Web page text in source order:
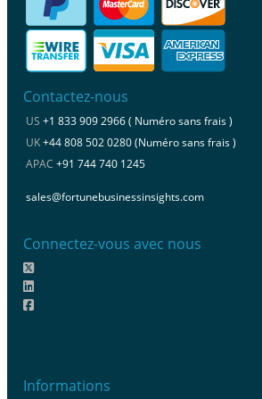
Contactez-nous
US +1 833 909 2966 ( Numéro sans frais )
UK+44 808 502 0280 (Numéro sans frais )
APAC +91 744 740 1245
sales@fortunebusinessinsights.com
Connectez-vous avec nous
Informations